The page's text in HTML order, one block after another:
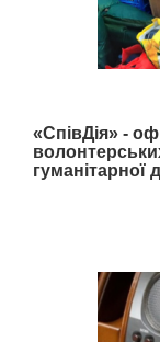
«СпівДія» -
гуманітарної